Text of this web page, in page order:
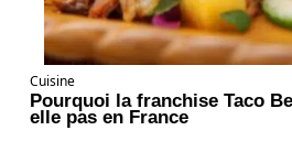
Cuisine
Pourquoi la franchise Taco
elle pas en France